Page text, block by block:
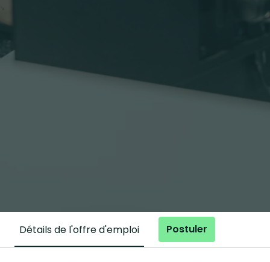
Détails de l'offre d'emploi Postuler